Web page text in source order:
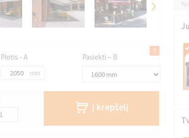
Plotis - A
mm
Pasiekti – B
į krepšelį